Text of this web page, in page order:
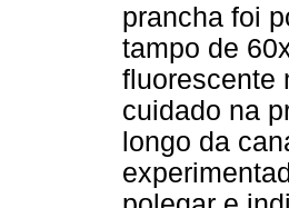
prancha foi
tampo de
fluorescente
cuidado na
longo da